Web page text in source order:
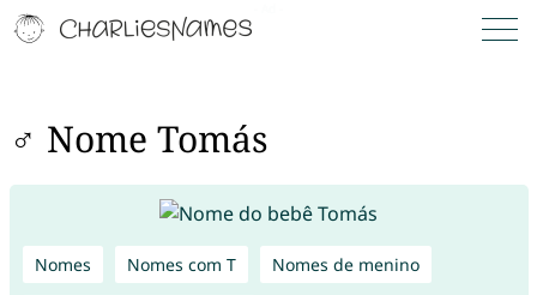
♂ Nome Tomás
Nomes Nomes com T Nomes de menino